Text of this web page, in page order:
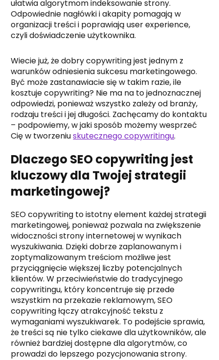
ułatwia algorytmom indeksowanie strony.
Odpowiednie nagłówki i akapity pomagają w
organizacji treści i poprawiają user experience,
czyli doświadczenie użytkownika.
Wiecie już, że dobry copywriting jest jednym z
warunków odniesienia sukcesu marketingowego.
Być może zastanawiacie się w takim razie, ile
kosztuje copywriting? Nie ma na to jednoznacznej
odpowiedzi, ponieważ wszystko zależy od branży,
rodzaju treści i jej długości. Zachęcamy do kontaktu
– podpowiemy, w jaki sposób możemy wesprzeć
Cię w tworzeniuskutecznego copywritingu.
Dlaczego SEO copywriting jest
kluczowy dla Twojej strategii
marketingowej?
SEO copywriting to istotny element każdej strategii
marketingowej, ponieważ pozwala na zwiększenie
widoczności strony internetowej w wynikach
wyszukiwania. Dzięki dobrze zaplanowanym i
zoptymalizowanym treściom możliwe jest
przyciągnięcie większej liczby potencjalnych
klientów. W przeciwieństwie do tradycyjnego
copywritingu, który koncentruje się przede
wszystkim na przekazie reklamowym, SEO
copywriting łączy atrakcyjność tekstu z
wymaganiami wyszukiwarek. To podejście sprawia,
że treści są nie tylko ciekawe dla użytkowników, ale
również bardziej dostępne dla algorytmów, co
prowadzi do lepszego pozycjonowania strony.